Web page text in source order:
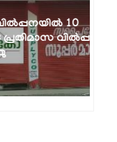
10
വിൽപ്പന